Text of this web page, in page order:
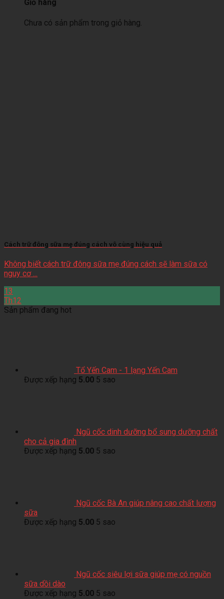
Giỏ hàng
Chưa có sản phẩm trong giỏ hàng.
Cách trữ đông sữa mẹ đúng cách vô cùng hiệu quả
Không biết cách trữ đông sữa mẹ đúng cách sẽ làm sữa có
nguy cơ ...
13
Th12
Sản phẩm đang hot
Tổ Yến Cam - 1 lạng Yến Cam
Được xếp hạng 5.00 5 sao
Ngũ cốc dinh dưỡng bổ sung dưỡng chất
cho cả gia đình
Được xếp hạng 5.00 5 sao
Ngũ cốc Bà An giúp nâng cao chất lượng
sữa
Được xếp hạng 5.00 5 sao
Ngũ cốc siêu lợi sữa giúp mẹ có nguồn
sữa dồi dào
Được xếp hạng 5.00 5 sao